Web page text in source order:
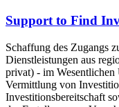
Support to Find
Schaffung des Zugangs
Dienstleistungen aus
privat) - im
Vermittlung von
Investitionsbereitschaft